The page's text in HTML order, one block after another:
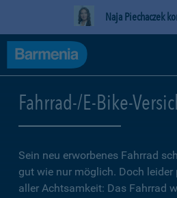
Naja Piechaczek
Fahrrad-/E-Bike-
Sein neu erworbenes Fahrrad
gut wie nur möglich. Doch leider
aller Achtsamkeit: Das Fahrrad